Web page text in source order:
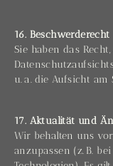
16. Beschwerderecht
Sie haben das
u. a. die Aufsicht am
17. Aktualität und
Wir behalten uns
anzupassen (z. B.